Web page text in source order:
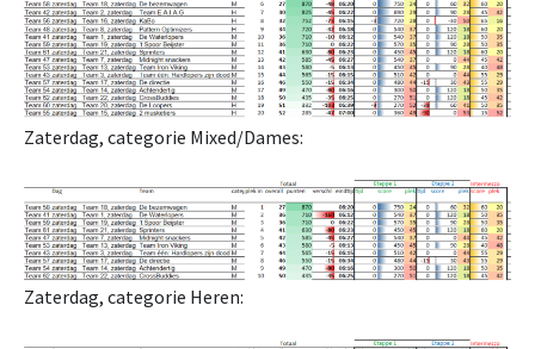
Zaterdag, categorie Mixed/Dames:
Zaterdag, categorie Heren: